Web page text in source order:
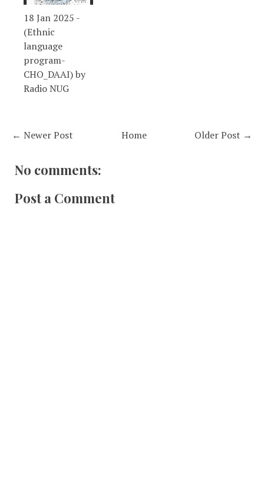
18 Jan 2025 -
(Ethnic
language
program-
CHO_DAAI) by
Radio NUG
← Newer Post Older Post →
Home
No comments:
Post a Comment